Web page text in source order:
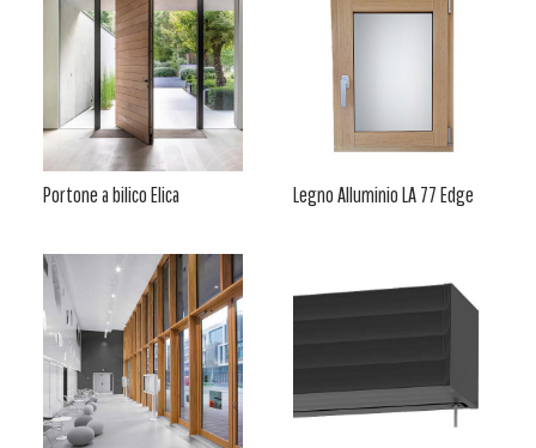
Portone a bilico Elica Legno Alluminio LA 77 Edge